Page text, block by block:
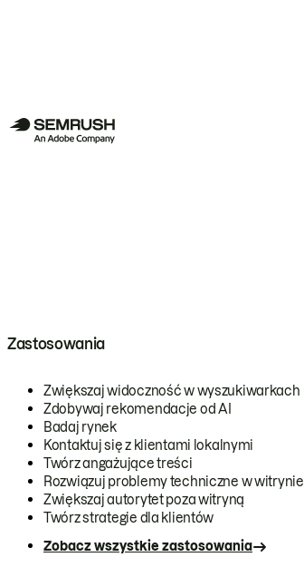
Zastosowania
Zwiększaj widoczność w wyszukiwarkach
Zdobywaj rekomendacje od AI
Badaj rynek
Kontaktuj się z klientami lokalnymi
Twórz angażujące treści
Rozwiązuj problemy techniczne w witrynie
Zwiększaj autorytet poza witryną
Twórz strategie dla klientów
Zobacz wszystkie zastosowania